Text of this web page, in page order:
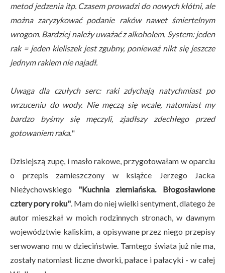
metod jedzenia itp. Czasem prowadzi do nowych kłótni, ale
można zaryzykować podanie raków nawet śmiertelnym
wrogom. Bardziej należy uważać z alkoholem. System: jeden
rak = jeden kieliszek jest zgubny, ponieważ nikt się jeszcze
jednym rakiem nie najadł.
Uwaga dla czułych serc: raki zdychają natychmiast po
wrzuceniu do wody. Nie męczą się wcale, natomiast my
bardzo byśmy się męczyli, zjadłszy zdechłego przed
gotowaniem raka."
Dzisiejszą zupę, i masło rakowe, przygotowałam w oparciu
o przepis zamieszczony w książce Jerzego Jacka
Nieżychowskiego "Kuchnia ziemiańska. Błogosławione
cztery pory roku" . Mam do niej wielki sentyment, dlatego że
autor mieszkał w moich rodzinnych stronach, w dawnym
województwie kaliskim, a opisywane przez niego przepisy
serwowano mu w dzieciństwie. Tamtego świata już nie ma,
zostały natomiast liczne dworki, pałace i pałacyki - w całej